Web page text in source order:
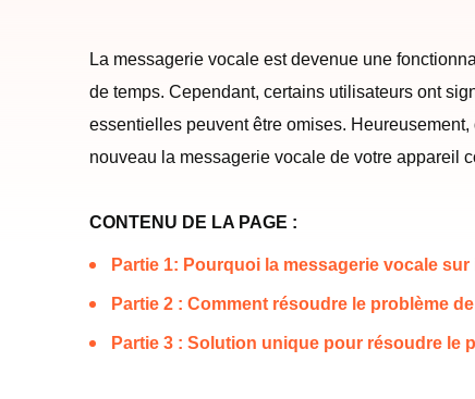
La messagerie vocale est devenue une
de temps. Cependant, certains utilisateurs ont
essentielles peuvent être omises.
nouveau la messagerie vocale de votre appareil
CONTENU DE LA PAGE :
Partie 1: Pourquoi la messagerie vocale
Partie 2 : Comment résoudre le problème
Partie 3 : Solution unique pour résoudre le